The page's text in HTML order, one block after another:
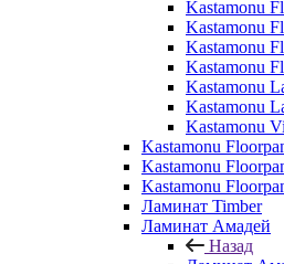
Kastamonu
Kastamonu
Kastamonu
Kastamonu
Kastamonu
Kastamonu
Kastamonu
Kastamonu
Kastamonu
Kastamonu
Ламинат Timber
Ламинат Амадей
Назад